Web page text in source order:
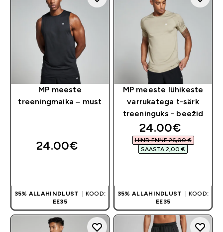
MP meeste
treeningmaika – must
24.00€‎
35% ALLAHINDLUST
| KOOD:
EE35
MP meeste lühikeste
varrukatega t-särk
treeninguks - beežid
discounted
24.00€‎
HIND ENNE 26,00 €‎
SÄÄSTA 2,00 €‎
35% ALLAHINDLUST
| KOOD:
EE35